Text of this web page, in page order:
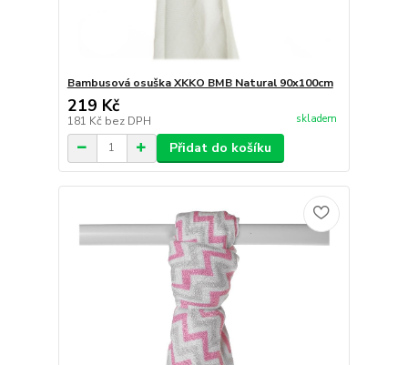
Bambusová osuška XKKO BMB Natural 90x100cm
219 Kč
181 Kč bez DPH skladem
Přidat do košíku